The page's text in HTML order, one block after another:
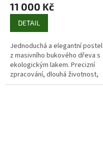
11 000 Kč
DETAIL
Jednoduchá a elegantní postel
z masivního bukového dřeva s
ekologickým lakem. Precizní
zpracování, dlouhá životnost,
přírodní vzhled. Česká výroba.